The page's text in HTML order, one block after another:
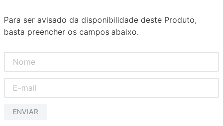
Para ser avisado da disponibilidade deste Produto,
basta preencher os campos abaixo.
ENVIAR